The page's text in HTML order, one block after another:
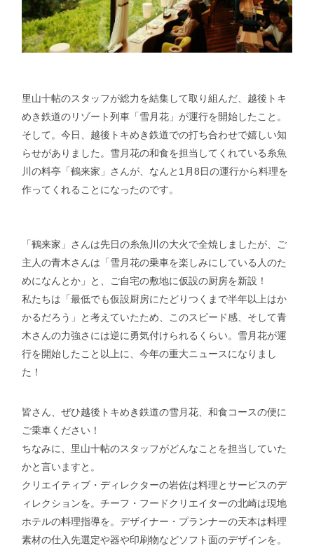
里山十帖のスタッフが総力を結集して取り組んだ、越後トキ
めき鉄道のリゾート列車「雪月花」が運行を開始したこと。
そして。今日、越後トキめき鉄道での打ち合わせで嬉しい知
らせがありました。雪月花の和食を担当してくれている糸魚
川の料亭「鶴来家」さんが、なんと1月8日の運行から料理を
作ってくれることになったのです。
「鶴来家」さんは先日の糸魚川の大火で全焼しましたが、ご
主人の青木さんは「雪月花の乗車を楽しみにしている人のた
めになんとか」と、ご自宅の敷地に仮設の厨房を新設！
私たちは「最低でも仮設厨房にたどりつくまで半年以上はか
かるだろう」と考えていたため、このスピード感、そして青
木さんの力強さには逆に勇気付けられるくらい。雪月花が運
行を開始したこと以上に、今年の重大ニュースになりまし
た！
皆さん、ぜひ越後トキめき鉄道の雪月花、和食コースの便に
ご乗車ください！
ちなみに、里山十帖のスタッフがどんなことを担当していた
かと言いますと。
クリエイティブ・ディレクターの岩佐は料理とサービスのデ
ィレクションを。チーフ・フードクリエイターの北崎は現地
ホテルの料理指導を。デザイナー・プランナーの天本は料理
素材の仕入先選定や器や印刷物などソフト面のデザインを。